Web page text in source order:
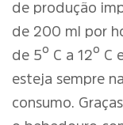
de produção
de 200 ml por
de 5º C a 12º C
esteja sempre
consumo.